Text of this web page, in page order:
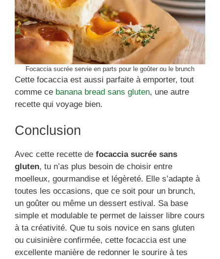
Focaccia sucrée servie en parts pour le goûter ou le brunch
Cette focaccia est aussi parfaite à emporter, tout
comme ce banana bread sans gluten, une autre
recette qui voyage bien.
Conclusion
Avec cette recette de focaccia sucrée sans
gluten, tu n’as plus besoin de choisir entre
moelleux, gourmandise et légèreté. Elle s’adapte à
toutes les occasions, que ce soit pour un brunch,
un goûter ou même un dessert estival. Sa base
simple et modulable te permet de laisser libre cours
à ta créativité. Que tu sois novice en sans gluten
ou cuisinière confirmée, cette focaccia est une
excellente manière de redonner le sourire à tes